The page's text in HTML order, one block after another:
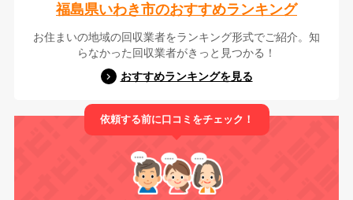
福島県いわき市のおすすめランキング
お住まいの地域の回収業者をランキング形式でご紹介。知
らなかった回収業者がきっと見つかる！
おすすめランキングを見る
依頼する前に口コミをチェック！